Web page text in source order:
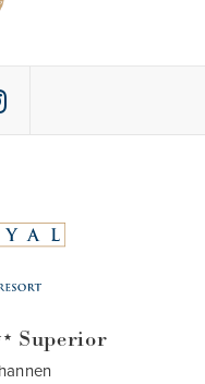
Superior